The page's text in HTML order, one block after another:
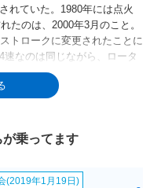
れていた。1980年には点火
たのは、2000年3月のこと。
トロークに変更されたことに
なのは同じながら、ロータ
1990年代後半から、レトロ
、このころ、ヤマハからは
スト化されたという経緯だっ
変えたのを最後に、30年以
乗ってます
(2019年1月19日)